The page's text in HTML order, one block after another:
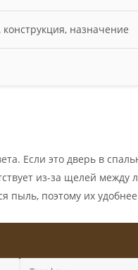
— бережно доставим
вы останетесь
назначение
откатной,
Если это дверь в
из-за щелей между
пыль, поэтому их